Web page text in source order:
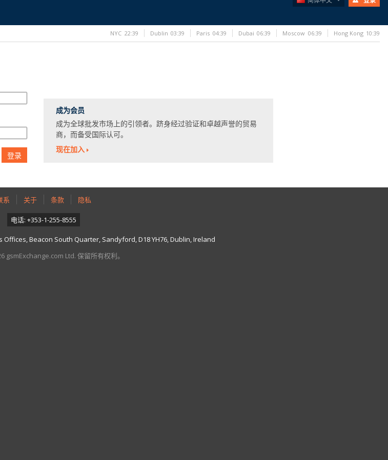
登录
成为会员
成为全球批发市场上的引领者。跻身经过验证和卓越声誉的贸易
商，而备受国际认可。
现在加入
系 关于 条款 隐私
电话: +353-1-255-8555
Offices, Beacon South Quarter, Sandyford, D18 YH76, Dublin, Ireland
gsmExchange.com Ltd. 保留所有权利。
NYC 22:39 Dublin 03:39 Paris 04:39 Dubai 06:39 Moscow 06:39 Hong Kong 10:39